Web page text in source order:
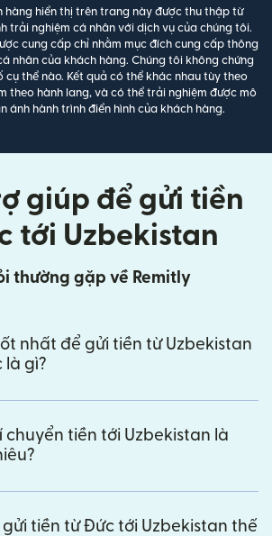
hàng hiển thị trên trang này được thu thập từ
trải nghiệm cá nhân với dịch vụ của chúng tôi.
cung cấp chỉ nhằm mục đích cung cấp thông
nhân của khách hàng. Chúng tôi không chứng
thể nào. Kết quả có thể khác nhau tùy theo
theo hành lang, và có thể trải nghiệm được mô
ánh hành trình điển hình của khách hàng.
giúp để gửi tiền
tới Uzbekistan
thường gặp về Remitly
nhất để gửi tiền từ Uzbekistan
là gì?
chuyển tiền tới Uzbekistan là
gửi tiền từ Đức tới Uzbekistan thế